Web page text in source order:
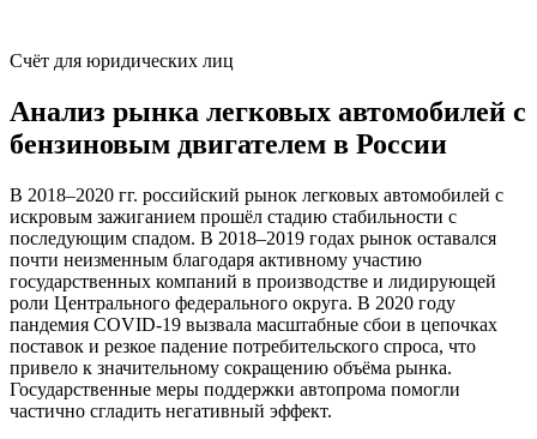
Счёт для юридических лиц
Анализ рынка легковых автомобилей с
бензиновым двигателем в России
В 2018–2020 гг. российский рынок легковых автомобилей с
искровым зажиганием прошёл стадию стабильности с
последующим спадом. В 2018–2019 годах рынок оставался
почти неизменным благодаря активному участию
государственных компаний в производстве и лидирующей
роли Центрального федерального округа. В 2020 году
пандемия COVID-19 вызвала масштабные сбои в цепочках
поставок и резкое падение потребительского спроса, что
привело к значительному сокращению объёма рынка.
Государственные меры поддержки автопрома помогли
частично сгладить негативный эффект.